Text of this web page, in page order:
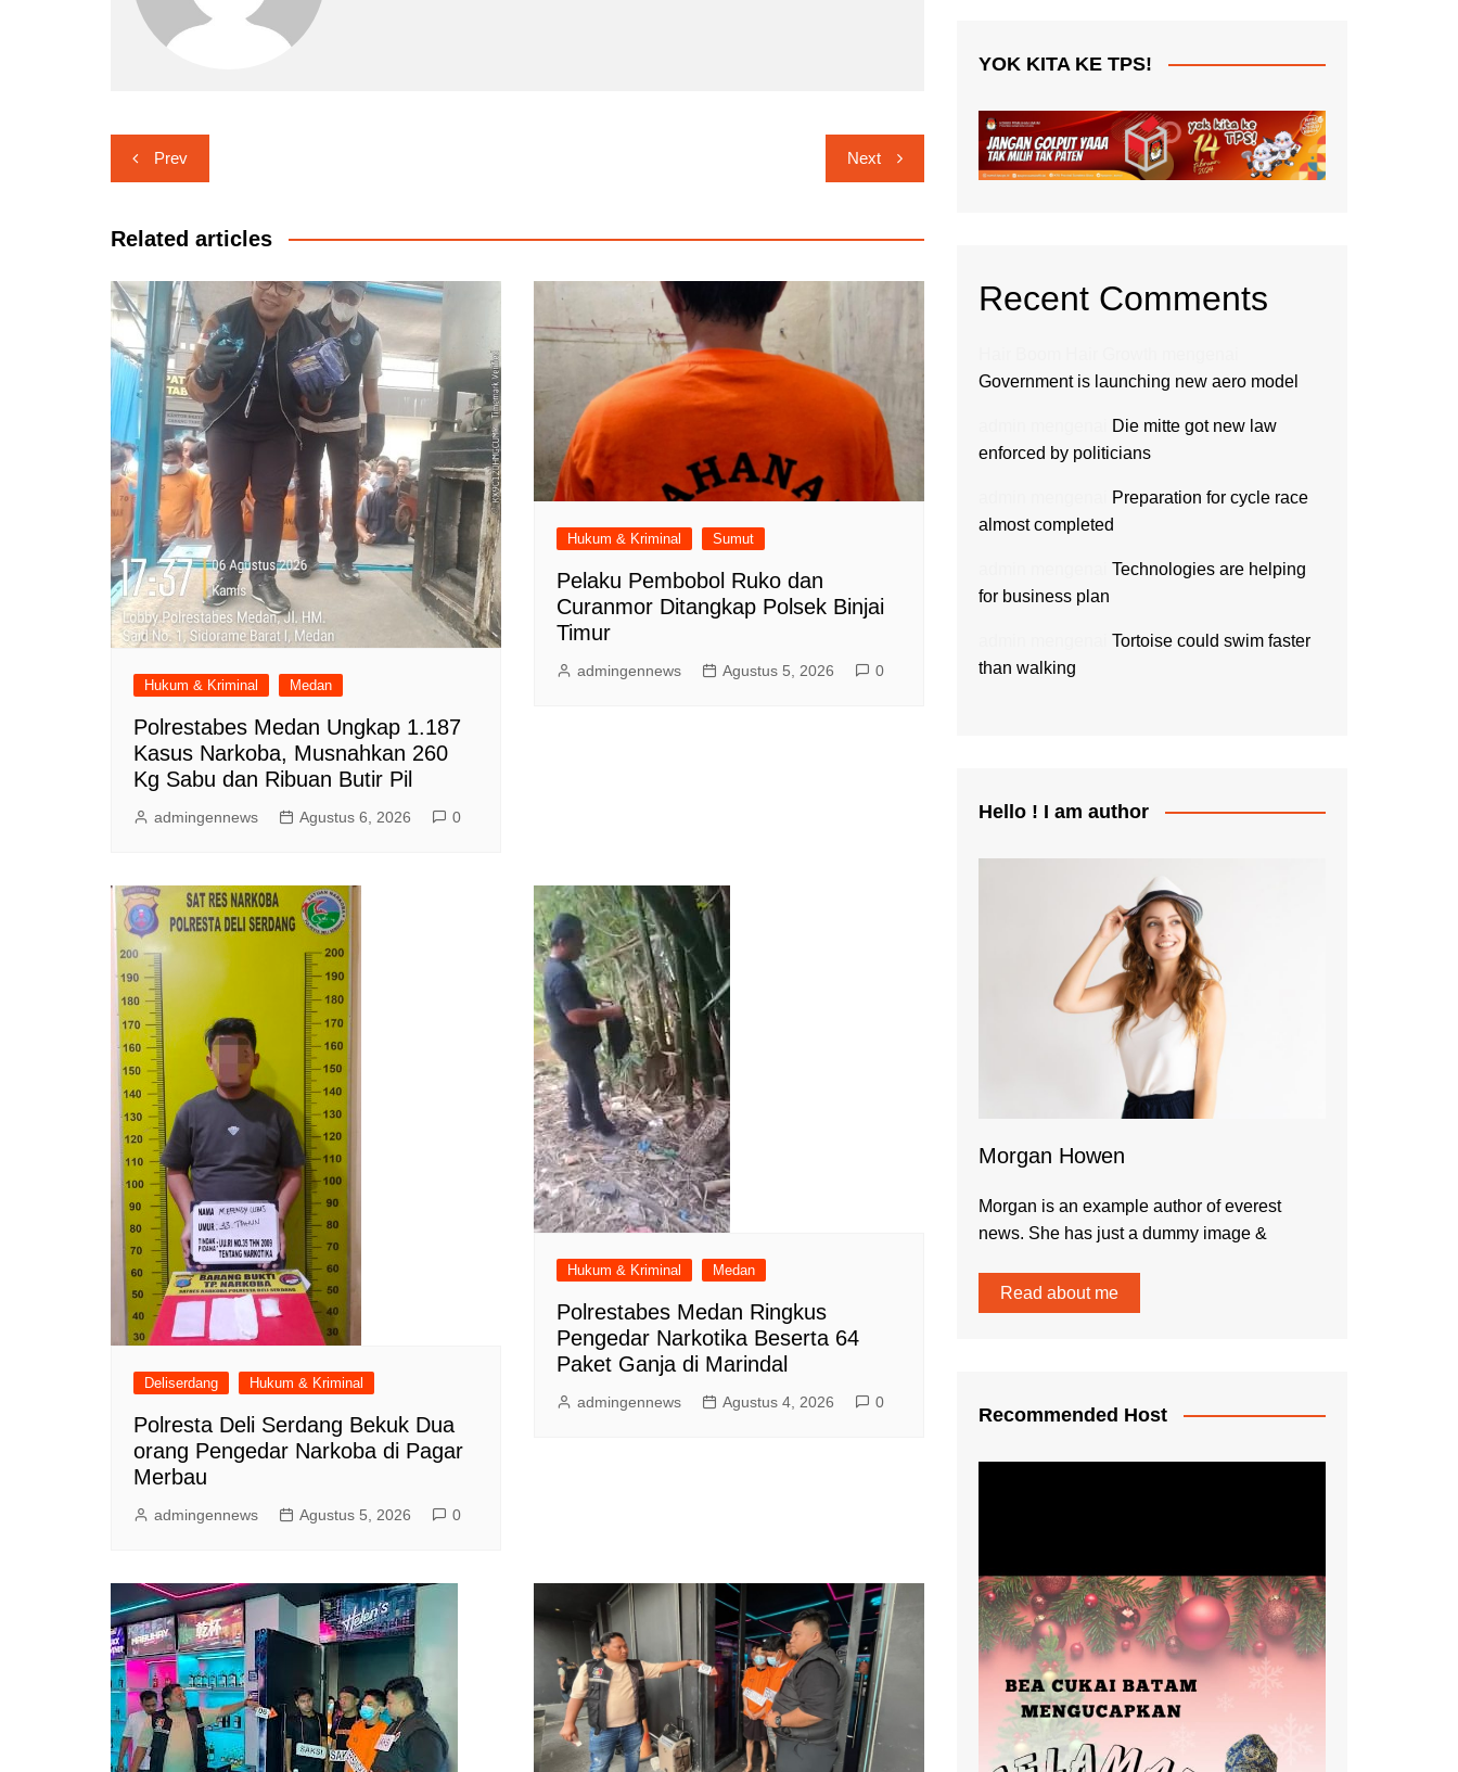
Navigasi
pos
Prev Next
Related articles
Hukum & Kriminal Medan
Polrestabes Medan Ungkap 1.187
Kasus Narkoba, Musnahkan 260
Kg Sabu dan Ribuan Butir Pil
admingennews Agustus 6, 2026 0
Hukum & Kriminal Sumut
Pelaku Pembobol Ruko dan
Curanmor Ditangkap Polsek Binjai
Timur
admingennews Agustus 5, 2026 0
Deliserdang Hukum & Kriminal
Polresta Deli Serdang Bekuk Dua
orang Pengedar Narkoba di Pagar
Merbau
admingennews Agustus 5, 2026 0
Hukum & Kriminal Medan
Polrestabes Medan Ringkus
Pengedar Narkotika Beserta 64
Paket Ganja di Marindal
admingennews Agustus 4, 2026 0
YOK KITA KE TPS!
Recent Comments
Government is launching new aero model
Die mitte got new law
enforced by politicians
Preparation for cycle race
almost completed
Technologies are helping
for business plan
Tortoise could swim faster
than walking
Hello ! I am author
Morgan Howen
Morgan is an example author of everest
news. She has just a dummy image &
Read about me
Recommended Host